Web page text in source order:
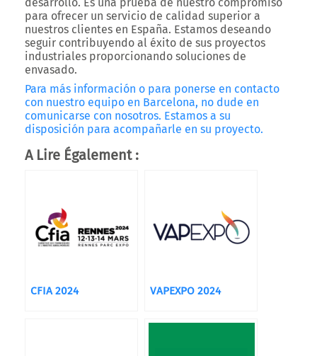
para ofrecer un servicio de calidad superior a
nuestros clientes en España. Estamos deseando
seguir contribuyendo al éxito de sus proyectos
industriales proporcionando soluciones de
envasado.
Para más información o para ponerse en contacto
con nuestro equipo en Barcelona, no dude en
comunicarse con nosotros. Estamos a su
disposición para acompañarle en su proyecto.
A Lire Également :
CFIA 2024 VAPEXPO 2024